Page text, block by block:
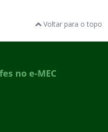
Voltar para o topo
no e-MEC